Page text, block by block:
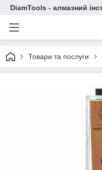
DiamTools - алмазний
Товари та послуги